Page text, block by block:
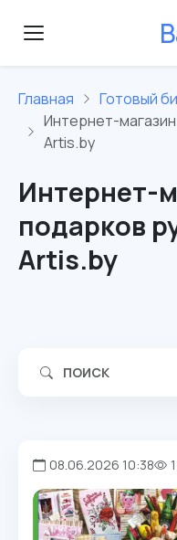
B
Главная Готовый
Интернет-
Artis.by
Интернет-
подарков
Artis.by
ПОИСК
08.06.2026 10:38